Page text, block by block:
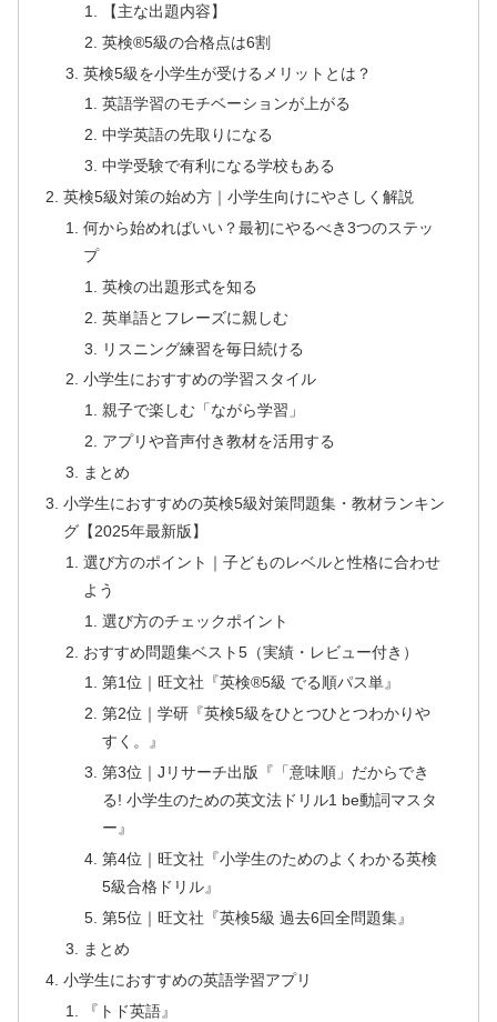
【主な出題内容】
英検®5級の合格点は6割
英検5級を小学生が受けるメリットとは？
英語学習のモチベーションが上がる
中学英語の先取りになる
中学受験で有利になる学校もある
英検5級対策の始め方｜小学生向けにやさしく解説
何から始めればいい？最初にやるべき3つのステッ
プ
英検の出題形式を知る
英単語とフレーズに親しむ
リスニング練習を毎日続ける
小学生におすすめの学習スタイル
親子で楽しむ「ながら学習」
アプリや音声付き教材を活用する
まとめ
小学生におすすめの英検5級対策問題集・教材ランキン
グ【2025年最新版】
選び方のポイント｜子どものレベルと性格に合わせ
よう
選び方のチェックポイント
おすすめ問題集ベスト5（実績・レビュー付き）
第1位｜旺文社『英検®5級 でる順パス単』
第2位｜学研『英検5級をひとつひとつわかりや
すく。』
第3位｜Jリサーチ出版『「意味順」だからでき
る! 小学生のための英文法ドリル1 be動詞マスタ
ー』
第4位｜旺文社『小学生のためのよくわかる英検
5級合格ドリル』
第5位｜旺文社『英検5級 過去6回全問題集』
まとめ
小学生におすすめの英語学習アプリ
『トド英語』